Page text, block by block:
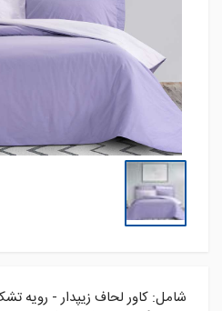
شامل: کاور لحاف زیپدار - رویه